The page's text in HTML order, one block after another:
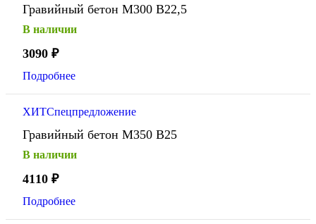
Гравийный бетон М300 В22,5
В наличии
3090 ₽
Подробнее
ХИТСпецпредложение
Гравийный бетон М350 В25
В наличии
4110 ₽
Подробнее